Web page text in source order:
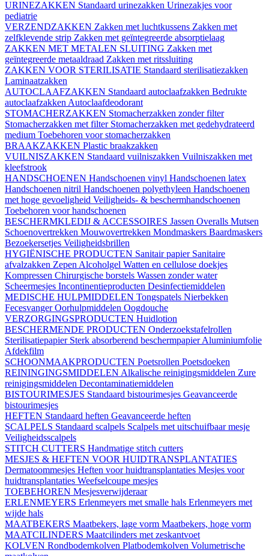
URINEZAKKEN Standaard urinezakken Urinezakjes voor
pediatrie
VERZENDZAKKEN Zakken met luchtkussens Zakken met
zelfklevende strip Zakken met geïntegreerde absorptielaag
ZAKKEN MET METALEN SLUITING Zakken met
geïntegreerde metaaldraad Zakken met ritssluiting
ZAKKEN VOOR STERILISATIE Standaard sterilisatiezakken
Laminaatzakken
AUTOCLAAFZAKKEN Standaard autoclaafzakken Bedrukte
autoclaafzakken Autoclaafdeodorant
STOMACHERZAKKEN Stomacherzakken zonder filter
Stomacherzakken met filter Stomacherzakken met gedehydrateerd
medium Toebehoren voor stomacherzakken
BRAAKZAKKEN Plastic braakzakken
VUILNISZAKKEN Standaard vuilniszakken Vuilniszakken met
kleefstrook
HANDSCHOENEN Handschoenen vinyl Handschoenen latex
Handschoenen nitril Handschoenen polyethyleen Handschoenen
met hoge gevoeligheid Veiligheids- & beschermhandschoenen
Toebehoren voor handschoenen
BESCHERMKLEDIJ & ACCESSOIRES Jassen Overalls Mutsen
Schoenovertrekken Mouwovertrekken Mondmaskers Baardmaskers
Bezoekersetjes Veiligheidsbrillen
HYGIËNISCHE PRODUCTEN Sanitair papier Sanitaire
afvalzakken Zepen Alcoholgel Watten en cellulose doekjes
Kompressen Chirurgische borstels Wassen zonder water
Scheermesjes Incontinentieproducten Desinfectiemiddelen
MEDISCHE HULPMIDDELEN Tongspatels Nierbekken
FecesvangerOorhulpmiddelen Oogdouche
VERZORGINGSPRODUCTEN Huidlotion
BESCHERMENDE PRODUCTEN Onderzoekstafelrollen
Sterilisatiepapier Sterk absorberend beschermpapierAluminiumfolie
Afdekfilm
SCHOONMAAKPRODUCTEN Poetsrollen Poetsdoeken
REININGINGSMIDDELEN Alkalische reinigingsmiddelen Zure
reinigingsmiddelen Decontaminatiemiddelen
BISTOURIMESJES Standaard bistourimesjes Geavanceerde
bistourimesjes
HEFTEN Standaard heften Geavanceerde heften
SCALPELS Standaard scalpels Scalpels met uitschuifbaar mesje
Veiligheidsscalpels
STITCH CUTTERS Handmatige stitch cutters
MESJES & HEFTEN VOOR HUIDTRANSPLANTATIES
Dermatoommesjes Heften voor huidtransplantaties Mesjes voor
huidtransplantaties Weefselcoupe mesjes
TOEBEHOREN Mesjesverwijderaar
ERLENMEYERS Erlenmeyers met smalle hals Erlenmeyers met
wijde hals
MAATBEKERS Maatbekers, lage vorm Maatbekers, hoge vorm
MAATCILINDERS Maatcilinders met zeskantvoet
KOLVEN Rondbodemkolven Platbodemkolven Volumetrische